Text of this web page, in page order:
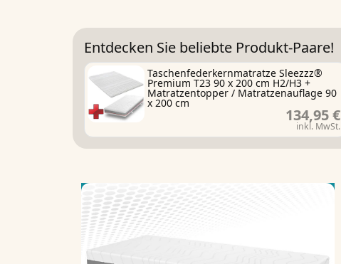
Entdecken Sie beliebte Produkt-Paare!
Taschenfederkernmatratze Sleezzz®
Premium T23 90 x 200 cm H2/H3 +
Matratzentopper / Matratzenauflage 90
x 200 cm
134,95 €
inkl. MwSt.